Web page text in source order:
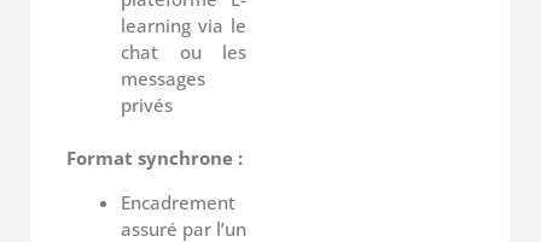
learning via le
chat ou les
messages
privés
Format synchrone :
Encadrement
assuré par l’un